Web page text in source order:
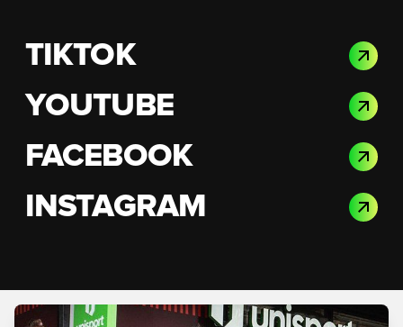
TIKTOK
YOUTUBE
FACEBOOK
INSTAGRAM